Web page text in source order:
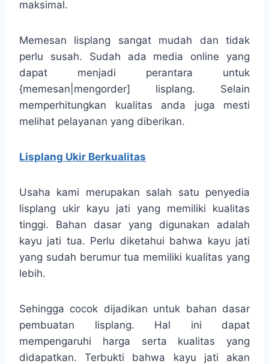
maksimal.
Memesan lisplang sangat mudah dan tidak
perlu susah. Sudah ada media online yang
dapat menjadi perantara untuk
{memesan|mengorder] lisplang. Selain
memperhitungkan kualitas anda juga mesti
melihat pelayanan yang diberikan.
Lisplang Ukir Berkualitas
Usaha kami merupakan salah satu penyedia
lisplang ukir kayu jati yang memiliki kualitas
tinggi. Bahan dasar yang digunakan adalah
kayu jati tua. Perlu diketahui bahwa kayu jati
yang sudah berumur tua memiliki kualitas yang
lebih.
Sehingga cocok dijadikan untuk bahan dasar
pembuatan lisplang. Hal ini dapat
mempengaruhi harga serta kualitas yang
didapatkan. Terbukti bahwa kayu jati akan